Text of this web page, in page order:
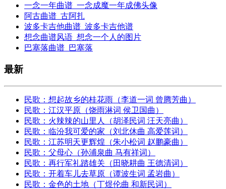
一念一年曲谱_一念成魔一年成佛头像
阿古曲谱_古阿扎
波多卡吉他曲谱_波多卡吉他谱
想念曲谱风语_想念一个人的图片
巴塞落曲谱_巴塞落
最新
民歌：想起故乡的桂花雨（李道一词 曾腾芳曲）
民歌：江汉平原（饶雨淋词 侯卫国曲）
民歌：火辣辣的山里人（胡泽民词 汪天亮曲）
民歌：临汾我可爱的家（刘北休曲 高爱莲词）
民歌：江苏明天更辉煌（朱小松词 赵鹏豪曲）
民歌：父母心（孙浦泉曲 马有祥词）
民歌：再行军礼踏雄关（田晓耕曲 王德清词）
民歌：开着车儿去草原（谭波生词 孟岩曲）
民歌：金色的土地（丁煜伦曲 和新民词）